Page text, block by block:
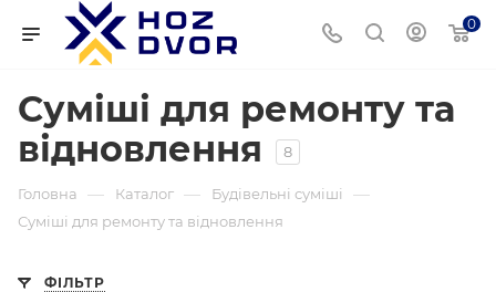
0
Суміші для ремонту та
відновлення
8
Головна — Каталог — Будівельні суміші —
Суміші для ремонту та відновлення
ФІЛЬТР